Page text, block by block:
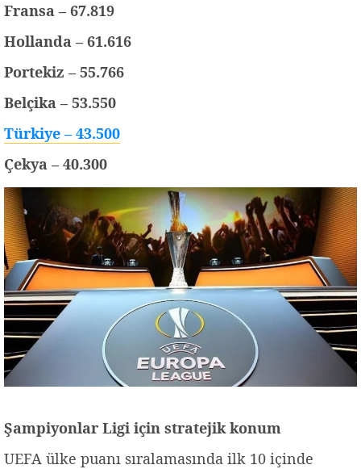
Fransa – 67.819
Hollanda – 61.616
Portekiz – 55.766
Belçika – 53.550
Türkiye – 43.500
Çekya – 40.300
Şampiyonlar Ligi için stratejik konum
UEFA ülke puanı sıralamasında ilk 10 içinde